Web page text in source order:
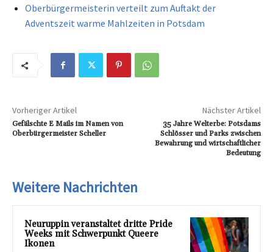
Oberbürgermeisterin verteilt zum Auftakt der
Adventszeit warme Mahlzeiten in Potsdam
Vorheriger Artikel
Gefälschte E Mails im Namen von
Oberbürgermeister Scheller
Nächster Artikel
35 Jahre Welterbe: Potsdams
Schlösser und Parks zwischen
Bewahrung und wirtschaftlicher
Bedeutung
Weitere Nachrichten
Neuruppin veranstaltet dritte Pride
Weeks mit Schwerpunkt Queere
Ikonen